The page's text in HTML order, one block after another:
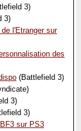
3)
3)
l'Etranger sur
des
(Battlefield 3)
3)
3)
sur PS3